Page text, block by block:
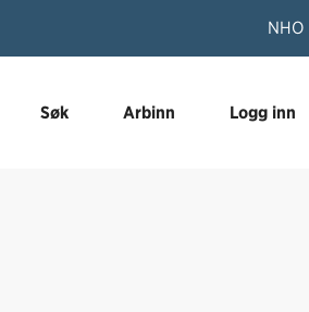
NHO
Søk Arbinn Logg inn